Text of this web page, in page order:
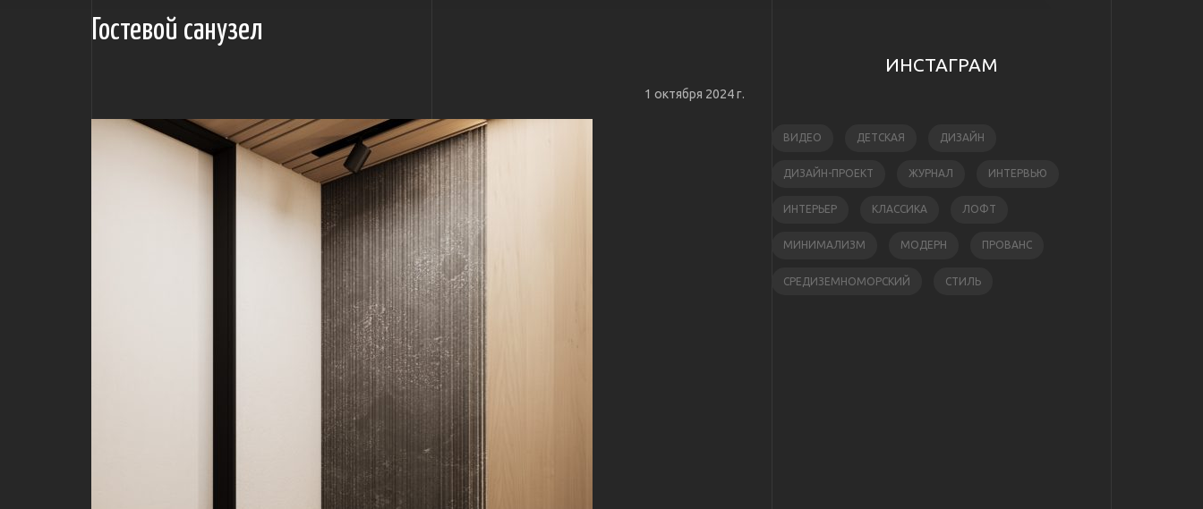
Гостевой санузел
1 октября 2024 г.
ИНСТАГРАМ
ВИДЕО ДЕТСКАЯ ДИЗАЙН
ДИЗАЙН-ПРОЕКТ ЖУРНАЛ ИНТЕРВЬЮ
ИНТЕРЬЕР КЛАССИКА ЛОФТ
МИНИМАЛИЗМ МОДЕРН ПРОВАНС
СРЕДИЗЕМНОМОРСКИЙ СТИЛЬ